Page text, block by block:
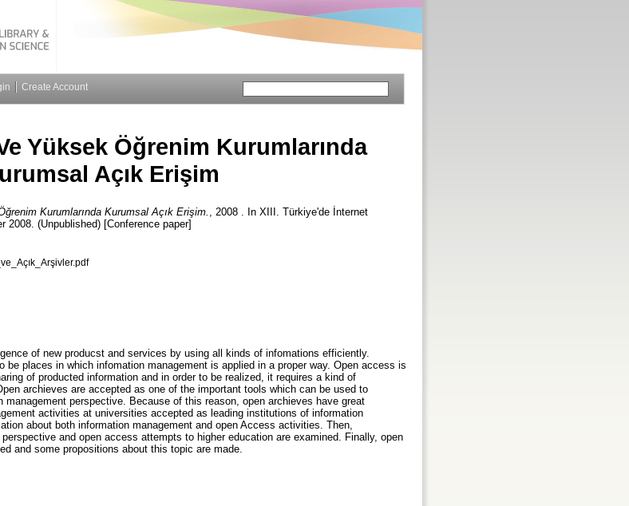
Create Account
Yüksek Öğrenim Kurumlarında
Açık Erişim
Kurumlarında Kurumsal Açık Erişim.
, 2008 . In XIII. Türkiye'de İnternet
2008. (Unpublished) [Conference paper]
of new producst and services by using all kinds of infomations efficiently.
places in which infomation management is applied in a proper way. Open access is
of producted information and in order to be realized, it requires a kind of
archieves are accepted as one of the important tools which can be used to
perspective. Because of this reason, open archieves have great
activities at universities accepted as leading institutions of information
about both information management and open Access activities. Then,
and open access attempts to higher education are examined. Finally, open
and some propositions about this topic are made.